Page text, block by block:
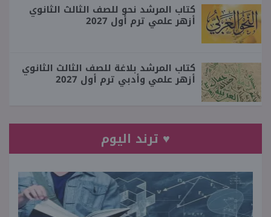
كتاب المرشد نحو للصف الثالث الثانوي
أزهر علمي ترم أول 2027
كتاب المرشد بلاغة للصف الثالث الثانوي
أزهر علمي وأدبي ترم أول 2027
♥ ترند اليوم